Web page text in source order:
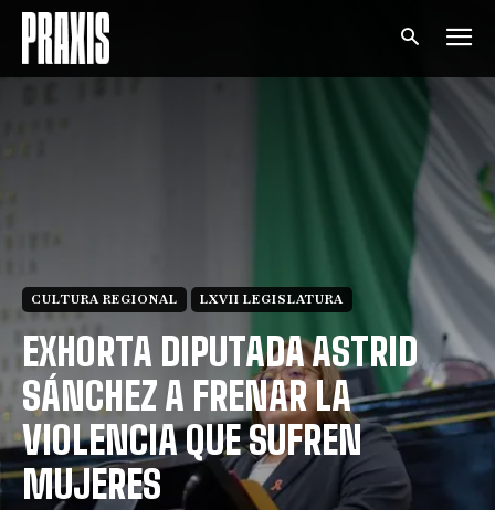
CULTURA REGIONAL LXVII LEGISLATURA
EXHORTA DIPUTADA ASTRID
SÁNCHEZ A FRENAR LA
VIOLENCIA QUE SUFREN
MUJERES